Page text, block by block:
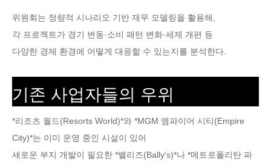
위원회는 정량적 시나리오 기반 재무 모델링을 활용해,
각 프로젝트가 경기 변동·소비 패턴 변화·세제 개편 등
다양한 경제 환경에 어떻게 대응할 수 있는지를 분석한다.
기존 사업자들의 우위
*리조츠 월드(Resorts World)*와 *MGM 엠파이어 시티(Empire
City)*는 이미 운영 중인 시설이 있어
새로운 부지 개발이 필요한 *밸리즈(Bally’s)*나 *메트로폴리탄 파